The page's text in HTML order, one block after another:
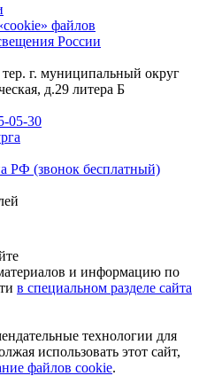
файлов
России
г. муниципальный округ
д.29 литера Б
05-30
РФ (звонок бесплатный)
и информацию по
в специальном разделе сайта
технологии для
использовать этот сайт,
файлов cookie.